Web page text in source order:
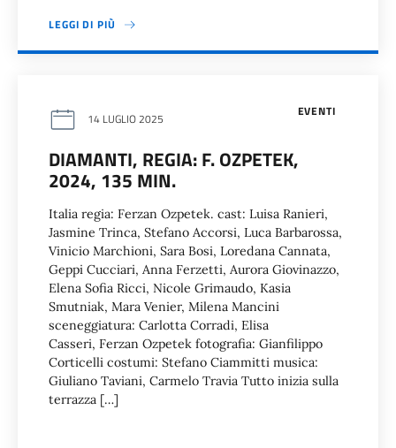
LEGGI DI PIÙ
EVENTI
14 LUGLIO 2025
DIAMANTI, REGIA: F. OZPETEK,
2024, 135 MIN.
Italia regia: Ferzan Ozpetek. cast: Luisa Ranieri,
Jasmine Trinca, Stefano Accorsi, Luca Barbarossa,
Vinicio Marchioni, Sara Bosi, Loredana Cannata,
Geppi Cucciari, Anna Ferzetti, Aurora Giovinazzo,
Elena Sofia Ricci, Nicole Grimaudo, Kasia
Smutniak, Mara Venier, Milena Mancini
sceneggiatura: Carlotta Corradi, Elisa
Casseri, Ferzan Ozpetek fotografia: Gianfilippo
Corticelli costumi: Stefano Ciammitti musica:
Giuliano Taviani, Carmelo Travia Tutto inizia sulla
terrazza […]